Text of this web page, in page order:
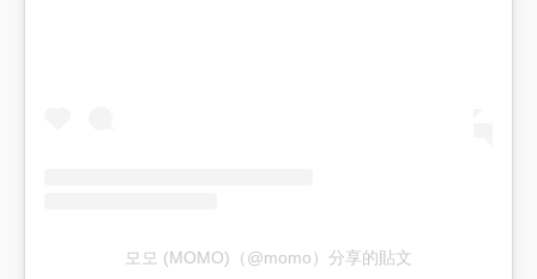
모모 (MOMO)（@momo）分享的貼文